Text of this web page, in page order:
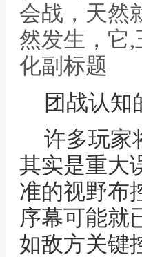
会战，天然
然发生，它
化副标题
团战认知
许多玩家
其实是重大
准的视野布
序幕可能就
如敌方关键